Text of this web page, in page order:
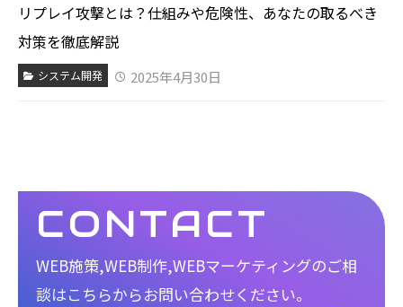
リプレイ攻撃とは？仕組みや危険性、あなたの取るべき
対策を徹底解説
システム開発 2025年4月30日
CONTACT
WEB施策,WEB制作,WEBマーケティングのご相
談はこちらからお問い合わせください。